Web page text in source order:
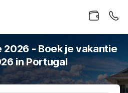
- Boek je vakantie
in Portugal